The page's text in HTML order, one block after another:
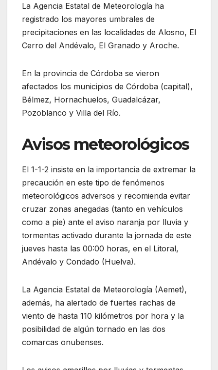
La Agencia Estatal de Meteorología ha
registrado los mayores umbrales de
precipitaciones en las localidades de Alosno, El
Cerro del Andévalo, El Granado y Aroche.
En la provincia de Córdoba se vieron
afectados los municipios de Córdoba (capital),
Bélmez, Hornachuelos, Guadalcázar,
Pozoblanco y Villa del Río.
Avisos meteorológicos
El 1-1-2 insiste en la importancia de extremar la
precaución en este tipo de fenómenos
meteorológicos adversos y recomienda evitar
cruzar zonas anegadas (tanto en vehículos
como a pie) ante el aviso naranja por lluvia y
tormentas activado durante la jornada de este
jueves hasta las 00:00 horas, en el Litoral,
Andévalo y Condado (Huelva).
La Agencia Estatal de Meteorología (Aemet),
además, ha alertado de fuertes rachas de
viento de hasta 110 kilómetros por hora y la
posibilidad de algún tornado en las dos
comarcas onubenses.